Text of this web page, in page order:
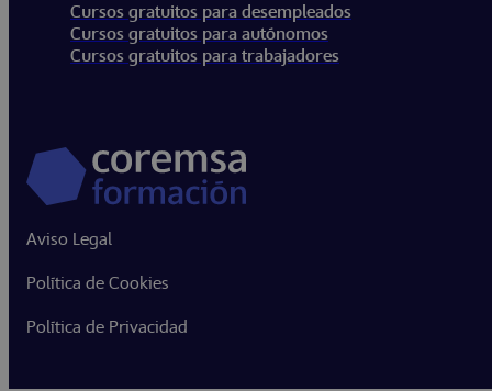
Cursos gratuitos para desempleados
Cursos gratuitos para autónomos
Cursos gratuitos para trabajadores
Aviso Legal
Política de Cookies
Política de Privacidad